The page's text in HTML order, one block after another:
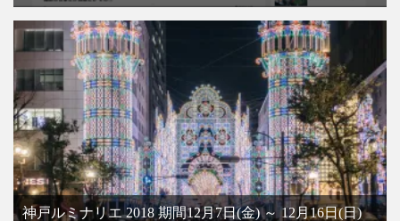
神戸ルミナリエ 2018 期間12月7日(金) ～ 12月16日(日)